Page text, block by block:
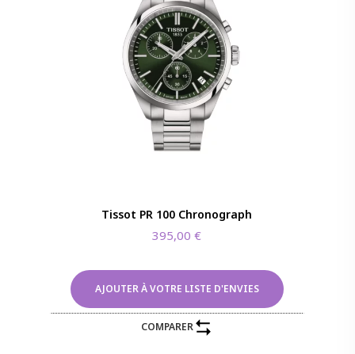
Tissot PR 100 Chronograph
395,00€
AJOUTER À VOTRE LISTE D'ENVIES
COMPARER